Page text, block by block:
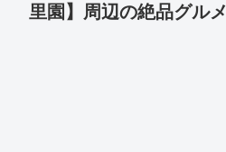
里園】周辺の絶品グルメ